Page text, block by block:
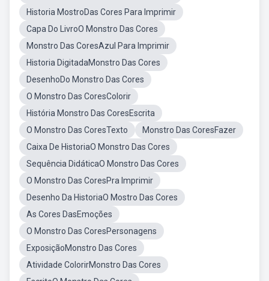
Historia MostroDas Cores Para Imprimir
Capa Do LivroO Monstro Das Cores
Monstro Das CoresAzul Para Imprimir
Historia DigitadaMonstro Das Cores
DesenhoDo Monstro Das Cores
O Monstro Das CoresColorir
História Monstro Das CoresEscrita
O Monstro Das CoresTexto
Monstro Das CoresFazer
Caixa De HistoriaO Monstro Das Cores
Sequência DidáticaO Monstro Das Cores
O Monstro Das CoresPra Imprimir
Desenho Da HistoriaO Mostro Das Cores
As Cores DasEmoções
O Monstro Das CoresPersonagens
ExposiçãoMonstro Das Cores
Atividade ColorirMonstro Das Cores